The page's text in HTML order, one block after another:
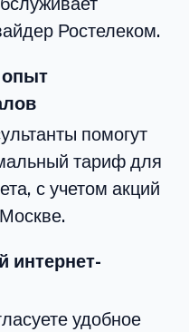
Ростелеком.
опыт
помогут
тариф для
с учетом акций
интернет-
удобное